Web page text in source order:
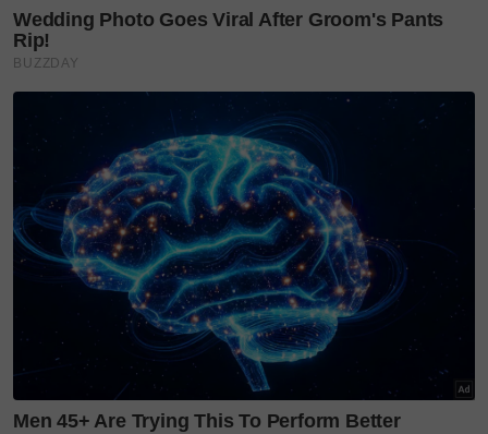
'Ibu awak sangat hebat.' -
Bukan sekadar penyanyi,
Hussain kini curi perhatian
dengan...
'You complete me' - jarang
kongsi kisah rumah
tangga,...
'Sebulan lagi saya genap 65
tahun...' - Ibu Sabri Yunus...